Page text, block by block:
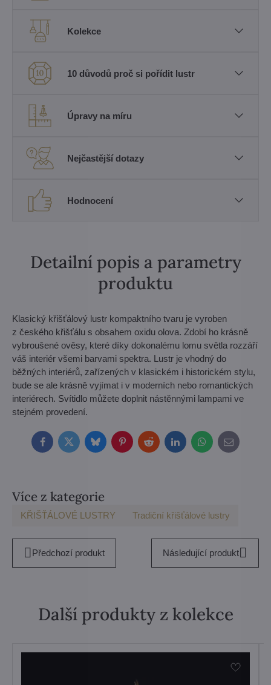
Kolekce
10 důvodů proč si pořídit lustr
Úpravy na míru
Nejčastější dotazy
Hodnocení
Detailní popis a parametry
produktu
Klasický křišťálový lustr kompaktního tvaru je vyroben
z českého křišťálu s obsahem oxidu olova. Zdobí ho krásně
vybroušené ověsy, které díky dokonalému lomu světla rozzáří
váš interiér všemi barvami spektra. Lustr je vhodný do
běžných interiérů, zařízených v klasickém i historickém stylu,
bude se ale krásně vyjímat i v moderních nebo romantických
interiérech. Svítidlo můžete doplnit nástěnnými lampami ve
stejném provedení.
FacebookTwitterBlueskyPinterestRedditLinkedInWhatsApp
E-
mail
Více z kategorie
KŘIŠŤÁLOVÉ LUSTRY Tradiční křišťálové lustry
Předchozí produkt Následující produkt
Další produkty z kolekce